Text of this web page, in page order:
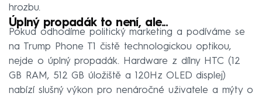
hrozbu.
Úplný propadák to není, ale...
Pokud odhodíme politický marketing a podíváme se
na Trump Phone T1 čistě technologickou optikou,
nejde o úplný propadák. Hardware z dílny HTC (12
GB RAM, 512 GB úložiště a 120Hz OLED displej)
nabízí slušný výkon pro nenáročné uživatele a mýty o